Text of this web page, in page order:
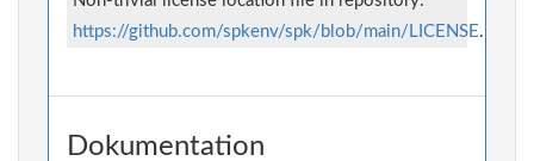
https://github.com/spkenv/spk/blob/main/LICENSE.
Dokumentation